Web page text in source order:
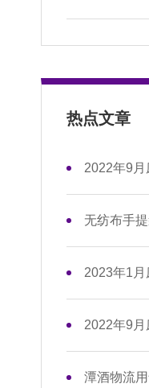
热点文章
2022年9月废水
无纺布手
2023年1月废水
2022年9月废水
潭酒物流用